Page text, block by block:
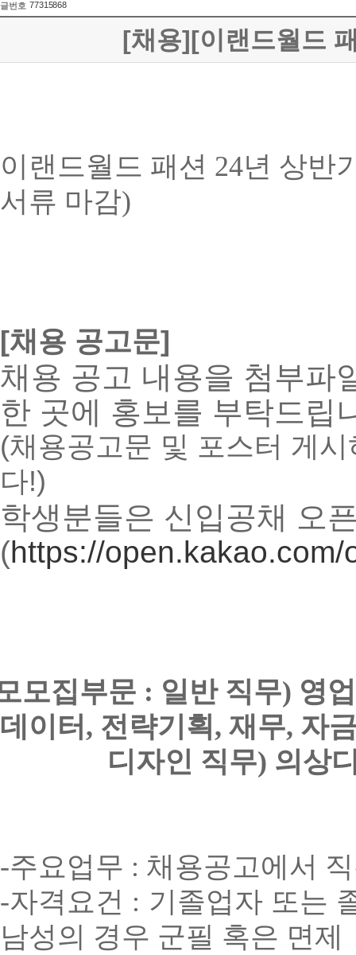
글번호 77315868
[채용][이랜드월드
이랜드월드 패션 24년 상반
서류 마감)
[채용 공고문]
채용 공고 내용을 첨부파
한 곳에 홍보를 부탁드립
(채용공고문 및 포스터 게
다!)
학생분들은 신입공채 오
(https://open.kakao.com/
모집부문 : 일반 직무) 영
데이터, 전략기획, 재무, 자
자인 직무) 의상디자
-주요업무 : 채용공고에서
-자격요건 : 기졸업자 또는
남성의 경우 군필 혹은 면제